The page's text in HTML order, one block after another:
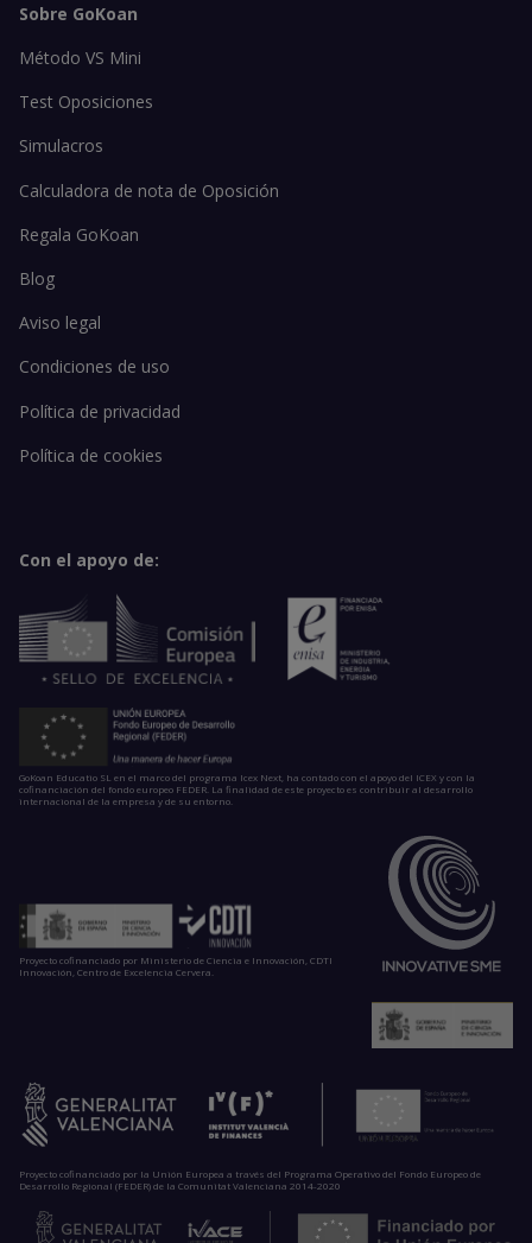
Sobre GoKoan
Método VS Mini
Test Oposiciones
Simulacros
Calculadora de nota de Oposición
Regala GoKoan
Blog
Aviso legal
Condiciones de uso
Política de privacidad
Política de cookies
Con el apoyo de:
GoKoan Educatio SL en el marco del programa Icex Next, ha contado con el apoyo del ICEX y con la
cofinanciación del fondo europeo FEDER. La finalidad de este proyecto es contribuir al desarrollo
internacional de la empresa y de su entorno.
Proyecto cofinanciado por Ministerio de Ciencia e Innovación, CDTI
Innovación, Centro de Excelencia Cervera.
Proyecto cofinanciado por la Unión Europea a través del Programa Operativo del Fondo Europeo de
Desarrollo Regional (FEDER) de la Comunitat Valenciana 2014-2020